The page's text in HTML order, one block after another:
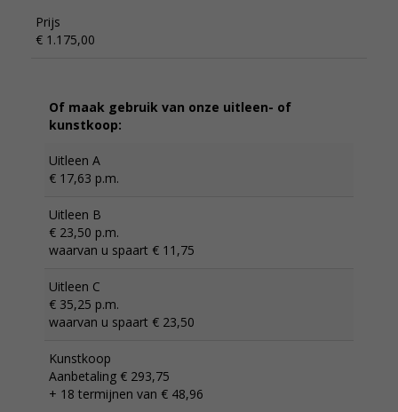
Prijs
€ 1.175,00
Of maak gebruik van onze uitleen- of
kunstkoop:
Uitleen A
€ 17,63 p.m.
Uitleen B
€ 23,50 p.m.
waarvan u spaart € 11,75
Uitleen C
€ 35,25 p.m.
waarvan u spaart € 23,50
Kunstkoop
Aanbetaling € 293,75
+ 18 termijnen van € 48,96